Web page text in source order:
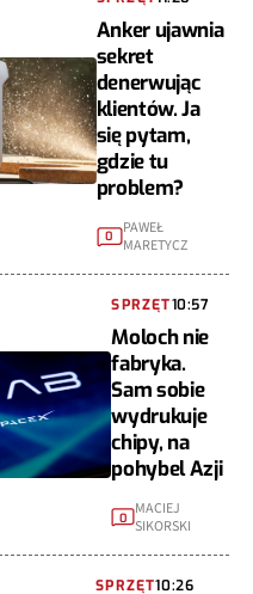
Anker ujawnia
sekret
denerwując
klientów. Ja
się pytam,
gdzie tu
problem?
0
PAWEŁ
MARETYCZ
SPRZĘT10:57
Moloch nie
fabryka.
Sam sobie
wydrukuje
chipy, na
pohybel Azji
0 MACIEJ
SIKORSKI
SPRZĘT10:26